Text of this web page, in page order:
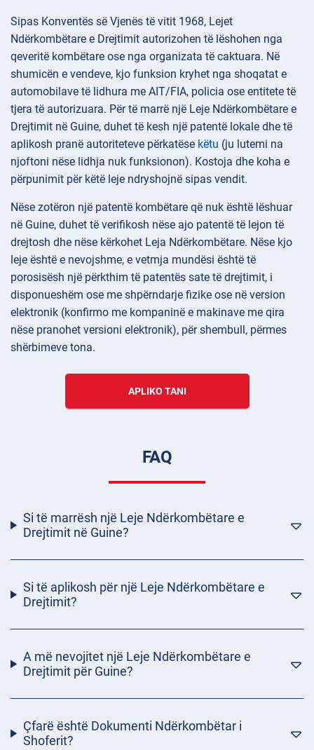
Sipas Konventës së Vjenës të vitit 1968, Lejet
Ndërkombëtare e Drejtimit autorizohen të lëshohen nga
qeveritë kombëtare ose nga organizata të caktuara. Në
shumicën e vendeve, kjo funksion kryhet nga shoqatat e
automobilave të lidhura me AIT/FIA, policia ose entitete të
tjera të autorizuara. Për të marrë një Leje Ndërkombëtare e
Drejtimit në Guine, duhet të kesh një patentë lokale dhe të
aplikosh pranë autoriteteve përkatëse këtu (ju lutemi na
njoftoni nëse lidhja nuk funksionon). Kostoja dhe koha e
përpunimit për këtë leje ndryshojnë sipas vendit.
Nëse zotëron një patentë kombëtare që nuk është lëshuar
në Guine, duhet të verifikosh nëse ajo patentë të lejon të
drejtosh dhe nëse kërkohet Leja Ndërkombëtare. Nëse kjo
leje është e nevojshme, e vetmja mundësi është të
porosisësh një përkthim të patentës sate të drejtimit, i
disponueshëm ose me shpërndarje fizike ose në version
elektronik (konfirmo me kompaninë e makinave me qira
nëse pranohet versioni elektronik), për shembull, përmes
shërbimeve tona.
APLIKO TANI
FAQ
Si të marrësh një Leje Ndërkombëtare e
Drejtimit në Guine?
Si të aplikosh për një Leje Ndërkombëtare e
Drejtimit?
A më nevojitet një Leje Ndërkombëtare e
Drejtimit për Guine?
Çfarë është Dokumenti Ndërkombëtar i
Shoferit?